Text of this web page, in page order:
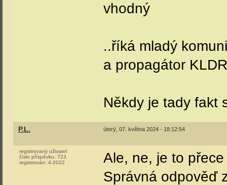
vhodný
..říká mladý
a propagátor
Někdy je tady fakt
P.L. úterý, 07. května 2024 - 18:12:54
registrovaný uživatel
číslo příspěvku: 723
registrován: 4-2022
Ale, ne, je to
Správná odpověď